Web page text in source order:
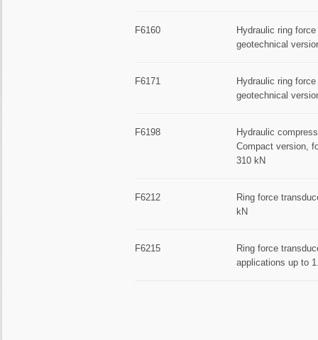
F6160
Hydraulic ring
geotechnical
F6171
Hydraulic ring
geotechnical
F6198
Hydraulic
Compact version,
310 kN
F6212
Ring force
kN
F6215
Ring force
applications up to